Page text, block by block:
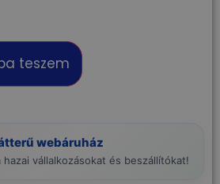
teszem
webáruház
hazai vállalkozásokat és beszállítókat!